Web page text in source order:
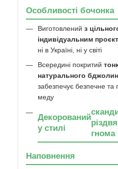
Особливості бочонка
Виготовлений з
індивідуальним
ні в Україні, ні у світі
Всередині покритий
натурального
забезпечує безпечне та
меду
Декорований
у стилі
гнома
Наповнення